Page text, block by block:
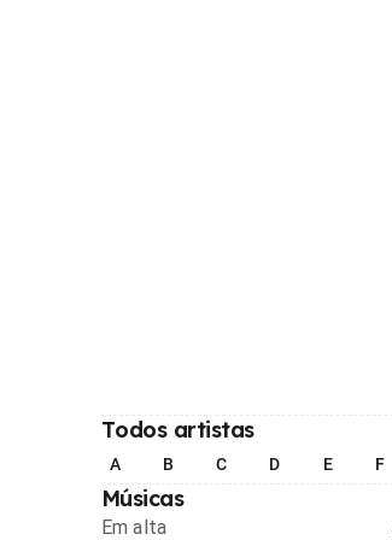
Todos artistas
A B C D E F
Músicas
Em alta